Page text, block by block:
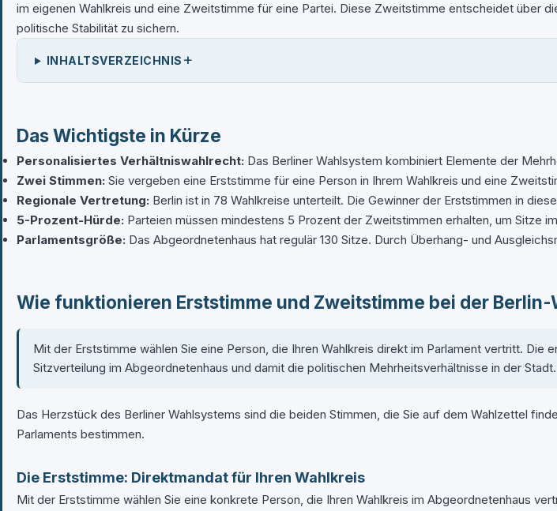
im eigenen Wahlkreis und eine Zweitstimme für eine Partei. Diese Zweitstimme entscheidet über
politische Stabilität zu sichern.
INHALTSVERZEICHNIS +
Das Wichtigste in Kürze
Personalisiertes Verhältniswahlrecht: Das Berliner Wahlsystem kombiniert Elemente der
Zwei Stimmen: Sie vergeben eine Erststimme für eine Person in Ihrem Wahlkreis und eine
Regionale Vertretung: Berlin ist in 78 Wahlkreise unterteilt. Die Gewinner der Erststimmen in
5-Prozent-Hürde: Parteien müssen mindestens 5 Prozent der Zweitstimmen erhalten, um Sitze
Parlamentsgröße: Das Abgeordnetenhaus hat regulär 130 Sitze. Durch Überhang- und
Wie funktionieren Erststimme und Zweitstimme bei der Berlin-
Mit der Erststimme wählen Sie eine Person, die Ihren Wahlkreis direkt im Parlament vertritt.
Sitzverteilung im Abgeordnetenhaus und damit die politischen Mehrheitsverhältnisse in der Stadt.
Das Herzstück des Berliner Wahlsystems sind die beiden Stimmen, die Sie auf dem Wahlzettel
Parlaments bestimmen.
Die Erststimme: Direktmandat für Ihren Wahlkreis
Mit der Erststimme wählen Sie eine konkrete Person, die Ihren Wahlkreis im Abgeordnetenhaus